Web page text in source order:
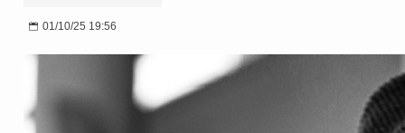
01/10/25 19:56